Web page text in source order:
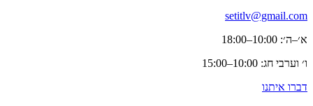
setitlv@gmail.com
א׳–ה׳: 10:00–18:00
ו׳ וערבי חג: 10:00–15:00
דברו איתנו